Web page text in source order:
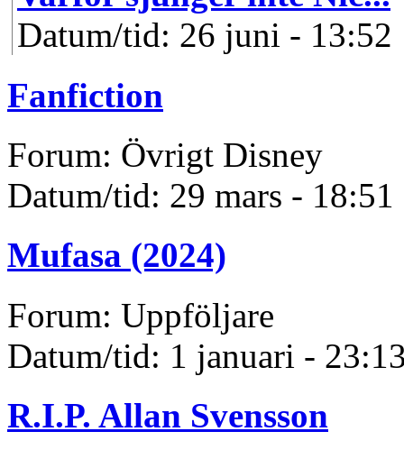
Datum/tid: 26 juni - 13:52
Fanfiction
Forum: Övrigt Disney
Datum/tid: 29 mars - 18:51
Mufasa (2024)
Forum: Uppföljare
Datum/tid: 1 januari -
R.I.P. Allan Svensson